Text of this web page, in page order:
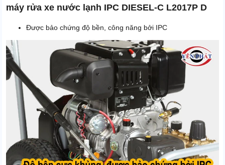
máy rửa xe nước lạnh IPC DIESEL-C L2017P D
Được bảo chứng độ bền, công năng bởi IPC